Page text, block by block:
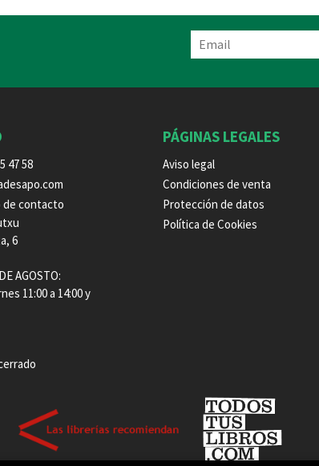
47 58
de contacto
6
AGOSTO:
11:00 a 14:00 y
PÁGINAS LEGALES
Aviso legal
Condiciones de venta
Protección de datos
Política de Cookies